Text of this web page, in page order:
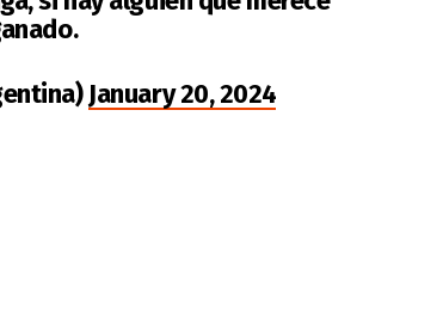
January 20, 2024